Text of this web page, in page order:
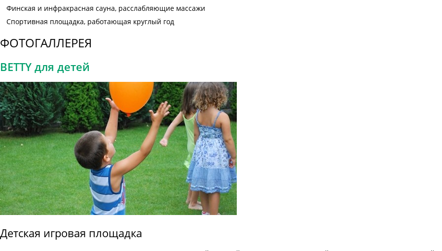
Финская и инфракрасная сауна, расслабляющие массажи
Спортивная площадка, работающая круглый год
ФОТОГАЛЛЕРЕЯ
BETTY для детей
Детская игровая площадка